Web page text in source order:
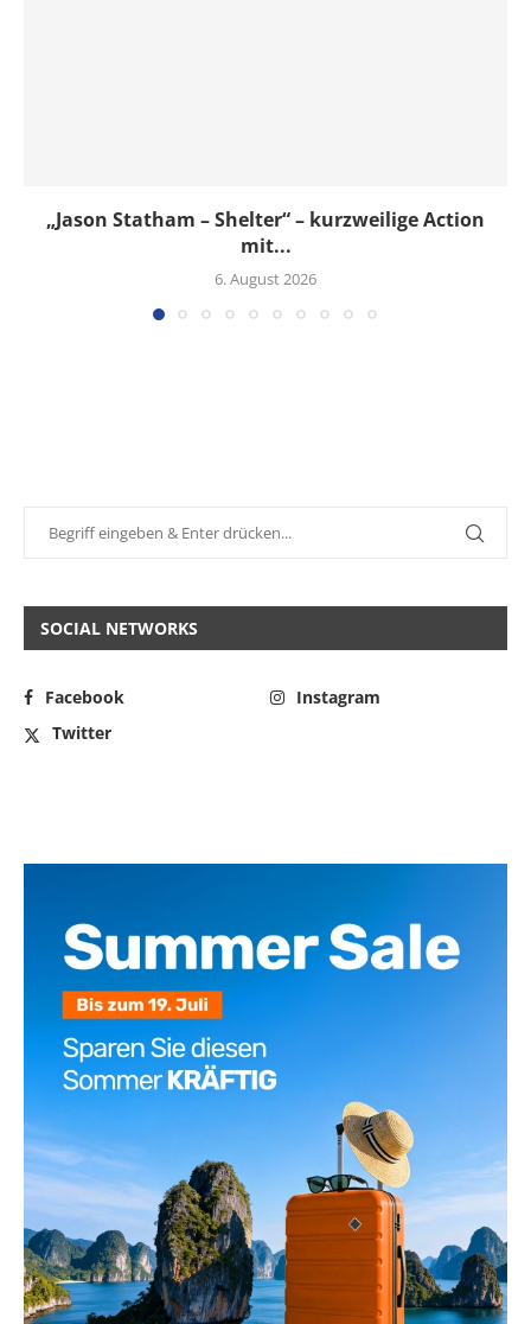
„Jason Statham – Shelter“ – kurzweilige Action
mit...
6. August 2026
SOCIAL NETWORKS
Facebook
Instagram
Twitter